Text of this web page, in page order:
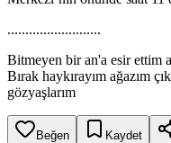
..........................
Bitmeyen bir an'a esir ettim
Bırak haykırayım ağazım
gözyaşlarım
Beğen Kaydet